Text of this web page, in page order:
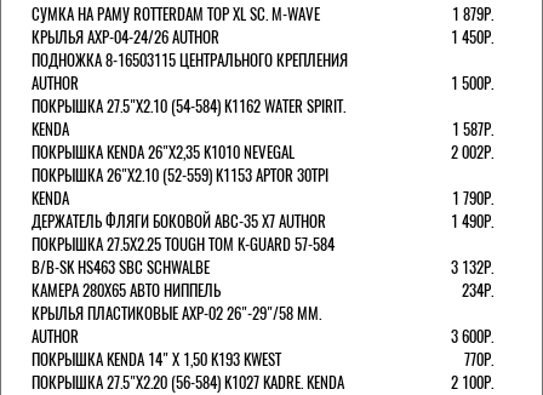
СУМКА НА РАМУ ROTTERDAM TOP XL SC. M-WAVE
1 879Р.
КРЫЛЬЯ AXP-04-24/26 AUTHOR
1 450Р.
ПОДНОЖКА 8-16503115 ЦЕНТРАЛЬНОГО КРЕПЛЕНИЯ
AUTHOR
1 500Р.
ПОКРЫШКА 27.5"Х2.10 (54-584) K1162 WATER SPIRIT.
KENDA
1 587Р.
ПОКРЫШКА KENDA 26"Х2,35 K1010 NEVEGAL
2 002Р.
ПОКРЫШКА 26"Х2.10 (52-559) K1153 APTOR 30TPI
KENDA
1 790Р.
ДЕРЖАТЕЛЬ ФЛЯГИ БОКОВОЙ ABC-35 X7 AUTHOR
1 490Р.
ПОКРЫШКА 27.5X2.25 TOUGH TOM K-GUARD 57-584
B/B-SK HS463 SBC SCHWALBE
3 132Р.
КАМЕРА 280Х65 АВТО НИППЕЛЬ
234Р.
КРЫЛЬЯ ПЛАСТИКОВЫЕ AXP-02 26"-29"/58 ММ.
AUTHOR
3 600Р.
ПОКРЫШКА KENDA 14" Х 1,50 K193 KWEST
770Р.
ПОКРЫШКА 27.5"Х2.20 (56-584) K1027 KADRE. KENDA
2 100Р.